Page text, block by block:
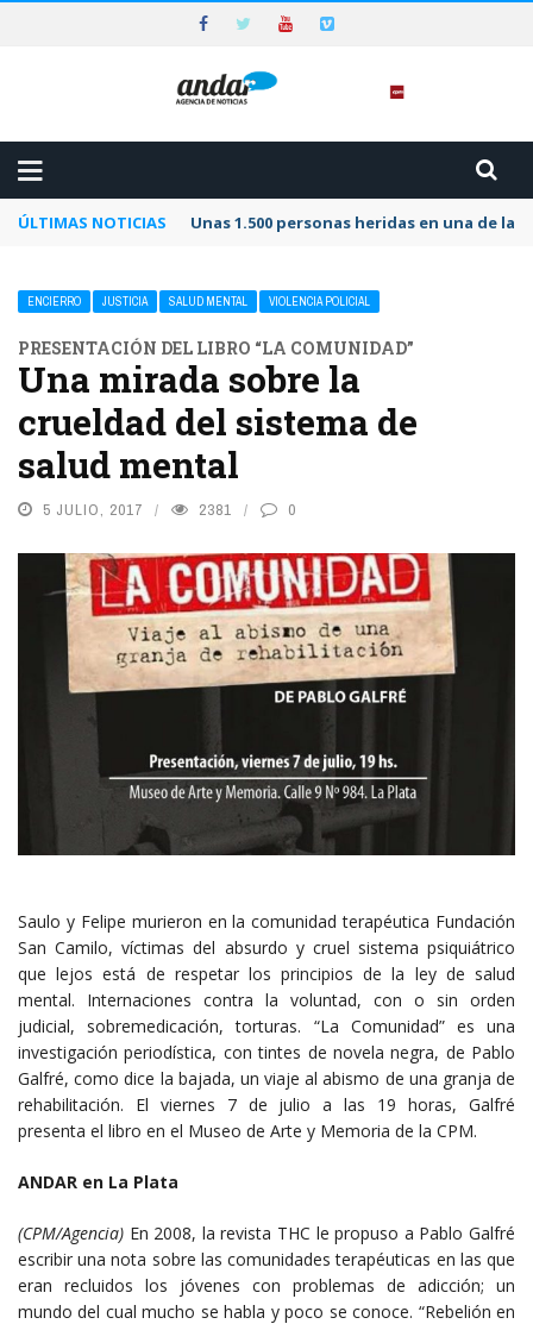
ÚLTIMAS NOTICIAS Unas 1.500 personas heridas en una de
ENCIERRO JUSTICIA SALUD MENTAL VIOLENCIA POLICIAL
PRESENTACIÓN DEL LIBRO “LA COMUNIDAD”
Una mirada sobre la
crueldad del sistema de
salud mental
5 JULIO, 2017 2381 0
Saulo y Felipe murieron en la comunidad terapéutica Fundación
San Camilo, víctimas del absurdo y cruel sistema psiquiátrico
que lejos está de respetar los principios de la ley de salud
mental. Internaciones contra la voluntad, con o sin orden
judicial, sobremedicación, torturas. “La Comunidad” es una
investigación periodística, con tintes de novela negra, de Pablo
Galfré, como dice la bajada, un viaje al abismo de una granja de
rehabilitación. El viernes 7 de julio a las 19 horas, Galfré
presenta el libro en el Museo de Arte y Memoria de la CPM.
ANDAR en La Plata
(CPM/Agencia) En 2008, la revista THC le propuso a Pablo Galfré
escribir una nota sobre las comunidades terapéuticas en las que
eran recluidos los jóvenes con problemas de adicción; un
mundo del cual mucho se habla y poco se conoce. “Rebelión en